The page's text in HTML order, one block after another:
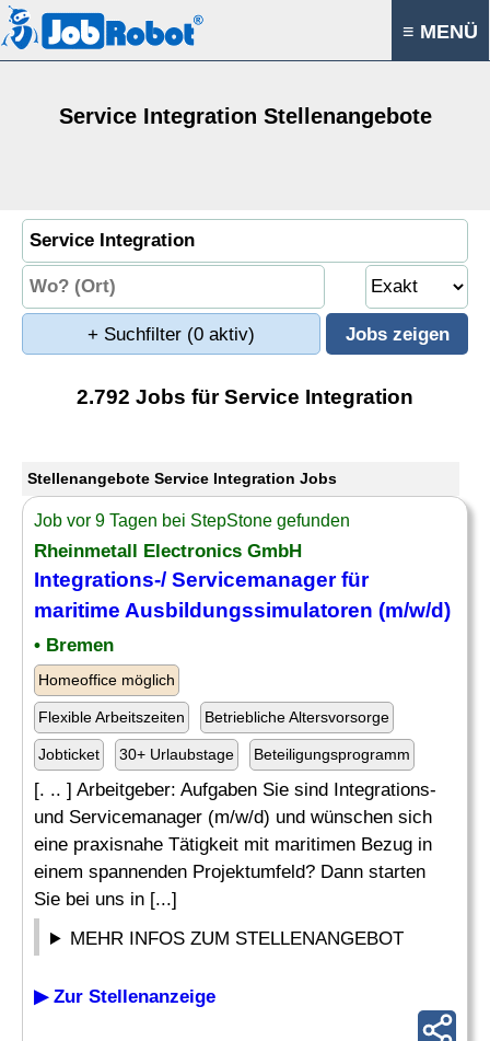
≡ MENÜ
Service Integration Stellenangebote
+ Suchfilter (0 aktiv)
2.792 Jobs für Service Integration
Stellenangebote Service Integration Jobs
Job vor 9 Tagen bei StepStone gefunden
Rheinmetall Electronics GmbH
Integrations-/ Servicemanager für
maritime Ausbildungssimulatoren (m/w/d)
• Bremen
Homeoffice möglich
Flexible Arbeitszeiten Betriebliche Altersvorsorge
Jobticket 30+ Urlaubstage Beteiligungsprogramm
[. .. ] Arbeitgeber: Aufgaben Sie sind Integrations-
und Servicemanager (m/w/d) und wünschen sich
eine praxisnahe Tätigkeit mit maritimen Bezug in
einem spannenden Projektumfeld? Dann starten
Sie bei uns in [...]
MEHR INFOS ZUM STELLENANGEBOT
▶ Zur Stellenanzeige